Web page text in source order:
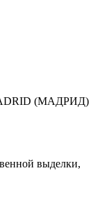
(МАДРИД)
выделки,